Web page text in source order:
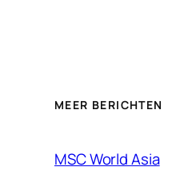
MEER BERICHTEN
MSC World Asia